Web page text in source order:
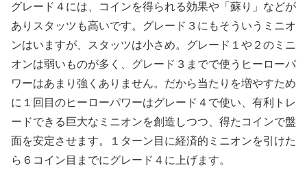
グレード４には、コインを得られる効果や「蘇り」などが
ありスタッツも高いです。グレード３にもそういうミニオ
ンはいますが、スタッツは小さめ。グレード１や２のミニ
オンは弱いものが多く、グレード３までで使うヒーローパ
ワーはあまり強くありません。だから当たりを増やすため
に１回目のヒーローパワーはグレード４で使い、有利トレ
ードできる巨大なミニオンを創造しつつ、得たコインで盤
面を安定させます。１ターン目に経済的ミニオンを引けた
ら６コイン目までにグレード４に上げます。